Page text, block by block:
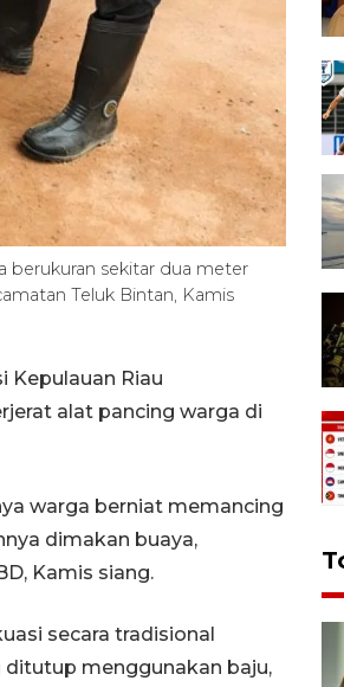
berukuran sekitar dua meter
Teluk Bintan, Kamis
Kepulauan Riau
alat pancing warga di
warga berniat memancing
dimakan buaya,
Kamis siang.
secara tradisional
menggunakan baju,